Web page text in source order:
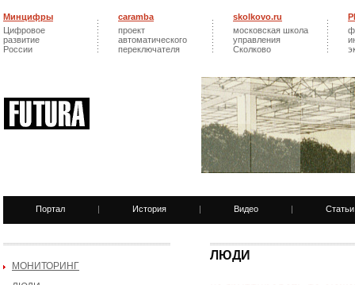
Минцифры
Цифровое
развитие
России
caramba
проект
автоматического
переключателя
skolkovo.ru
московская школа
управления
Сколково
Портал | История | Видео | Статьи
МОНИТОРИНГ
ЛЮДИ